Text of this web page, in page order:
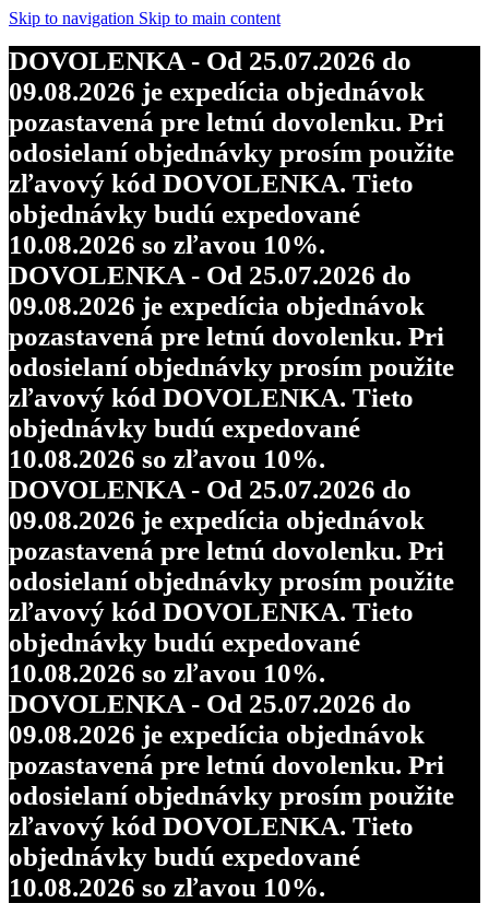
Skip to navigation Skip to main content
DOVOLENKA - Od 25.07.2026 do
09.08.2026 je expedícia objednávok
pozastavená pre letnú dovolenku. Pri
odosielaní objednávky prosím použite
zľavový kód DOVOLENKA. Tieto
objednávky budú expedované
10.08.2026 so zľavou 10%.
DOVOLENKA - Od 25.07.2026 do
09.08.2026 je expedícia objednávok
pozastavená pre letnú dovolenku. Pri
odosielaní objednávky prosím použite
zľavový kód DOVOLENKA. Tieto
objednávky budú expedované
10.08.2026 so zľavou 10%.
DOVOLENKA - Od 25.07.2026 do
09.08.2026 je expedícia objednávok
pozastavená pre letnú dovolenku. Pri
odosielaní objednávky prosím použite
zľavový kód DOVOLENKA. Tieto
objednávky budú expedované
10.08.2026 so zľavou 10%.
DOVOLENKA - Od 25.07.2026 do
09.08.2026 je expedícia objednávok
pozastavená pre letnú dovolenku. Pri
odosielaní objednávky prosím použite
zľavový kód DOVOLENKA. Tieto
objednávky budú expedované
10.08.2026 so zľavou 10%.